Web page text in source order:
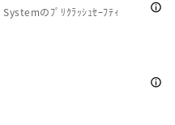
のﾌﾟﾘｸﾗｯｼｭｾｰﾌﾃｨ